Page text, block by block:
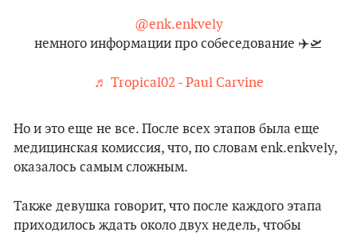
@enk.enkvely
немного информации про собеседование ✈️🛫
♬ Tropical02 - Paul Carvine
Но и это еще не все. После всех этапов была еще
медицинская комиссия, что, по словам enk.enkvely,
оказалось самым сложным.
Также девушка говорит, что после каждого этапа
приходилось ждать около двух недель, чтобы